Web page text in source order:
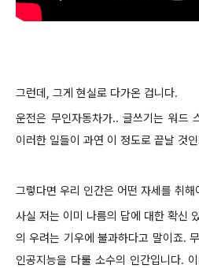
그런데, 그게 현실로 다가온 겁니다.
운전은 무인자동차가.. 글쓰기는 워드
이러한 일들이 과연 이 정도로 끝날 것
그렇다면 우리 인간은 어떤 자세를 취해
사실 저는 이미 나름의 답에 대한 확신
의 우려는 기우에 불과하다고 말이죠.
인공지능을 다룰 소수의 인간입니다.